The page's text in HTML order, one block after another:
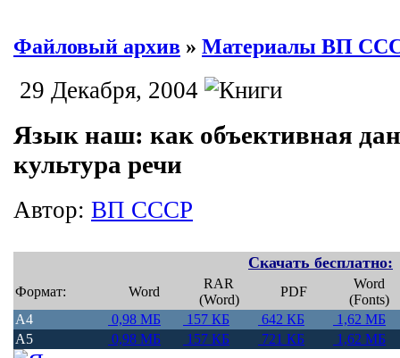
Файловый архив » Материалы ВП
29 Декабря, 2004
Язык наш: как объективная
культура речи
Автор: ВП СССР
Скачать бесплатно:
Формат: Word
RAR
(Word)
PDF
Word
(Fonts)
A4
0,98 МБ 157 КБ 642 КБ
1,62 МБ
A5
0,98 МБ 157 КБ 721 КБ 1,62 МБ